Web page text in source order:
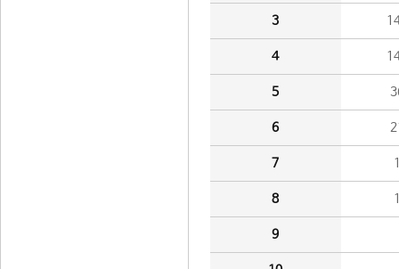
3
4
5
6
7
8
9